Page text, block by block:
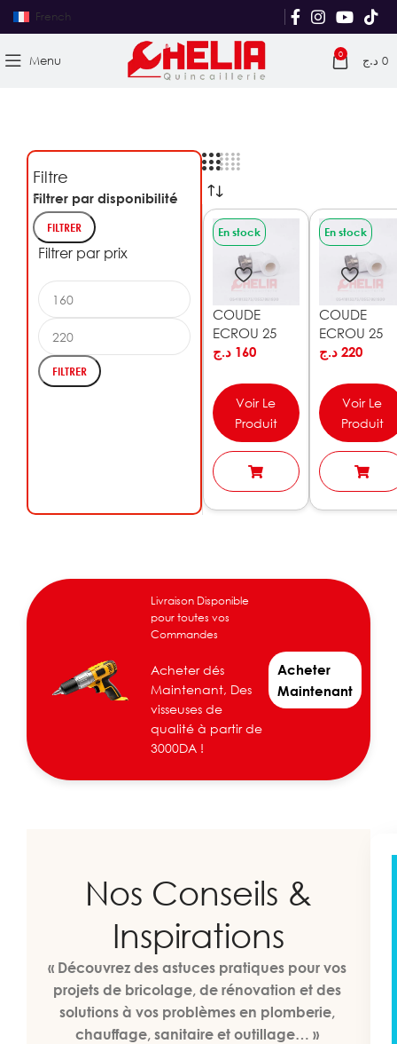
French
Menu 0 0 د.ج
Filtre
Filtrer par disponibilité
FILTRER
Filtrer par prix
FILTRER
En stock
COUDE
ECROU 25
1/2 PPRC
160 د.ج
Voir Le
Produit
En stock
COUDE
ECROU 25
3/4 PPRC
220 د.ج
Voir Le
Produit
Livraison Disponible
pour toutes vos
Commandes
Acheter dés
Maintenant, Des
visseuses de
qualité à partir de
3000DA !
Acheter
Maintenant
Nos Conseils &
Inspirations
« Découvrez des astuces pratiques pour vos
projets de bricolage, de rénovation et des
solutions à vos problèmes en plomberie,
chauffage, sanitaire et outillage… »